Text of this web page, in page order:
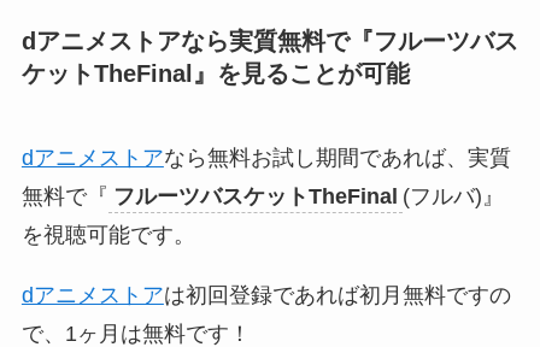
dアニメストアなら実質無料で『フルーツバス
ケットTheFinal 』を見ることが可能
dアニメストアなら無料お試し期間であれば、実質
無料で『 フルーツバスケットTheFinal (フルバ)』
を視聴可能です。
dアニメストアは初回登録であれば初月無料ですの
で、1ヶ月は無料です！